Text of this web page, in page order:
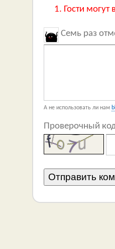
Гости могут
Семь раз
А не использовать ли нам
Проверочный